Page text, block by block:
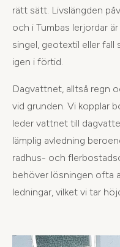
rätt sätt. Livslängden
och i Tumbas lerjordar
singel, geotextil eller
igen i förtid.
Dagvattnet, alltså regn
vid grunden. Vi kopplar
leder vattnet till
lämplig avledning
radhus- och
behöver lösningen ofta
ledningar, vilket vi tar